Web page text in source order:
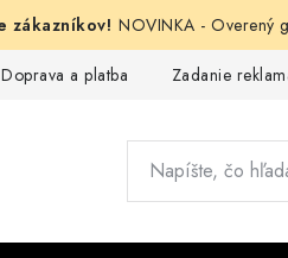
NOVINKA - Overený
Doprava a platba Zadanie